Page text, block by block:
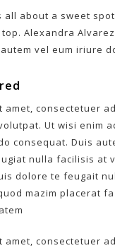
all about a sweet
Alexandra
vel eum iriure
amet, consectetuer
Ut wisi enim
consequat. Duis
nulla facilisis at
dolore te feugait
mazim placerat
amet, consectetuer